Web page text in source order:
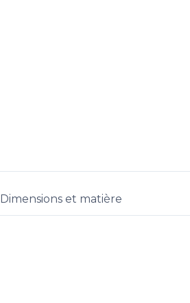
Dimensions et matière